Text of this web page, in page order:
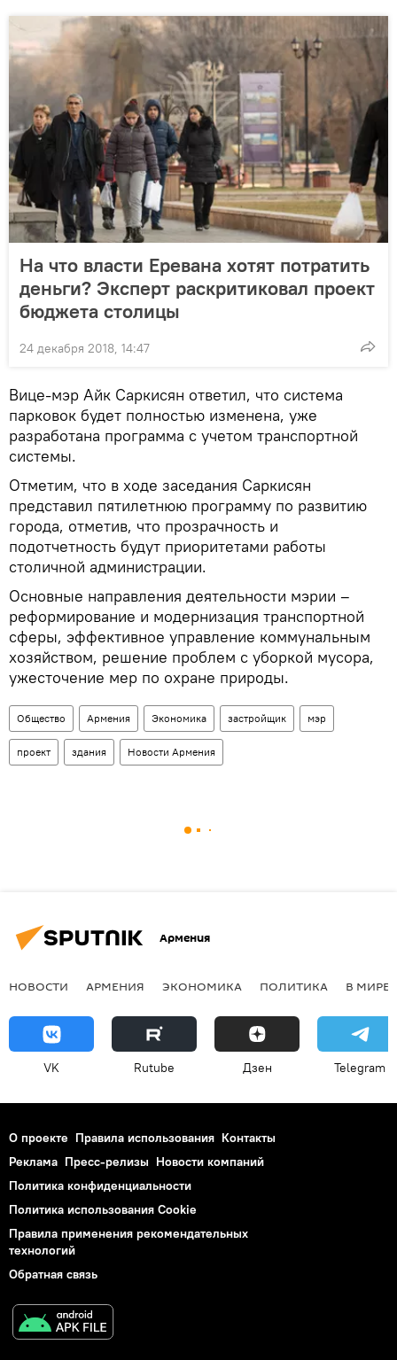
На что власти Еревана хотят потратить
деньги? Эксперт раскритиковал проект
бюджета столицы
24 декабря 2018, 14:47
Вице-мэр Айк Саркисян ответил, что система
парковок будет полностью изменена, уже
разработана программа с учетом транспортной
системы.
Отметим, что в ходе заседания Саркисян
представил пятилетнюю программу по развитию
города, отметив, что прозрачность и
подотчетность будут приоритетами работы
столичной администрации.
Основные направления деятельности мэрии –
реформирование и модернизация транспортной
сферы, эффективное управление коммунальным
хозяйством, решение проблем с уборкой мусора,
ужесточение мер по охране природы.
Общество Армения Экономика застройщик мэр
проект здания Новости Армения
Армения
НОВОСТИ АРМЕНИЯ ЭКОНОМИКА ПОЛИТИКА В МИРЕ
VK Rutube Дзен Telegram
О проекте Правила использования Контакты
Реклама Пресс-релизы Новости компаний
Политика конфиденциальности
Политика использования Cookie
Правила применения рекомендательных
технологий
Обратная связь